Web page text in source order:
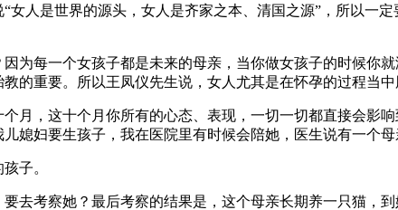
女人是世界的源头，女人是齐家之本、清国之源”，所以一
为每一个女孩子都是未来的母亲，当你做女孩子的时候你
的重要。所以王凤仪先生说，女人尤其是在怀孕的过程当中
月，这十个月你所有的心态、表现，一切一切都直接会影
媳妇要生孩子，我在医院里有时候会陪她，医生说有一个母
子。
去考察她？最后考察的结果是，这个母亲长期养一只猫，